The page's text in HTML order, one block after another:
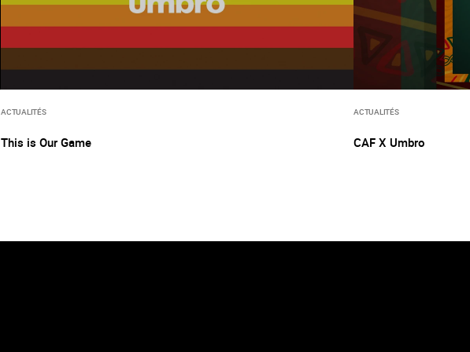
ACTUALITÉS
This is Our Game
ACTUALITÉS
CAF X Umbro